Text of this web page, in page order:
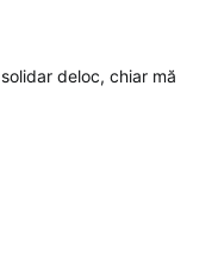
deloc, chiar mă